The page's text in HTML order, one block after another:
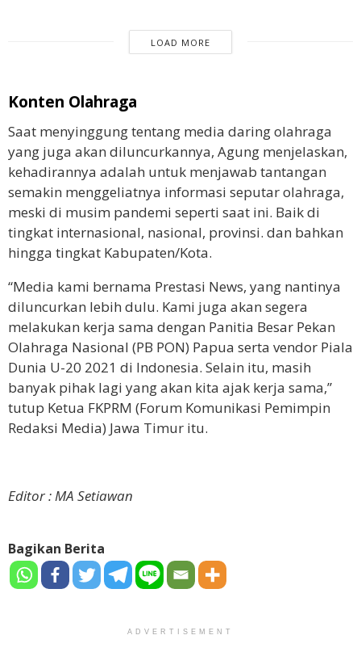
LOAD MORE
Konten Olahraga
Saat menyinggung tentang media daring olahraga
yang juga akan diluncurkannya, Agung menjelaskan,
kehadirannya adalah untuk menjawab tantangan
semakin menggeliatnya informasi seputar olahraga,
meski di musim pandemi seperti saat ini. Baik di
tingkat internasional, nasional, provinsi. dan bahkan
hingga tingkat Kabupaten/Kota.
“Media kami bernama Prestasi News, yang nantinya
diluncurkan lebih dulu. Kami juga akan segera
melakukan kerja sama dengan Panitia Besar Pekan
Olahraga Nasional (PB PON) Papua serta vendor Piala
Dunia U-20 2021 di Indonesia. Selain itu, masih
banyak pihak lagi yang akan kita ajak kerja sama,”
tutup Ketua FKPRM (Forum Komunikasi Pemimpin
Redaksi Media) Jawa Timur itu.
Editor : MA Setiawan
Bagikan Berita
ADVERTISEMENT